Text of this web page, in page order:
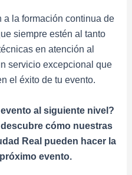
la formación continua de
siempre estén al tanto
en atención al
servicio excepcional que
el éxito de tu evento.
al siguiente nivel?
cómo nuestras
Real pueden hacer la
evento.